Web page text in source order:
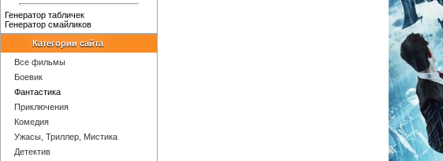
Генератор табличек
Генератор смайликов
Категории сайта
Все фильмы
Боевик
Фантастика
Приключения
Комедия
Ужасы, Триллер, Мистика
Детектив